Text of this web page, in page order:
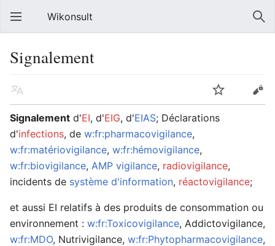
Wikonsult
Signalement
Signalement d'EI, d'EIG, d'EIAS; Déclarations
d'infections, de w:fr:pharmacovigilance,
w:fr:matériovigilance, w:fr:hémovigilance,
w:fr:biovigilance, AMP vigilance, radiovigilance,
incidents de système d'information, réactovigilance;
et aussi EI relatifs à des produits de consommation ou
environnement : w:fr:Toxicovigilance, Addictovigilance,
w:fr:MDO, Nutrivigilance, w:fr:Phytopharmacovigilance,